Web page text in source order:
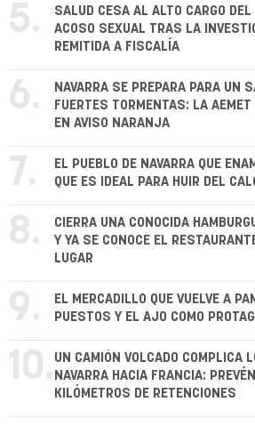
5.
SALUD CESA AL ALTO CARGO
ACOSO SEXUAL TRAS LA
REMITIDA A FISCALÍA
6.
NAVARRA SE PREPARA PARA UN
FUERTES TORMENTAS: LA
EN AVISO NARANJA
7.
EL PUEBLO DE NAVARRA QUE
QUE ES IDEAL PARA HUIR DEL
8.
CIERRA UNA CONOCIDA
Y YA SE CONOCE EL
LUGAR
9.
EL MERCADILLO QUE VUELVE A
PUESTOS Y EL AJO COMO
10. UN CAMIÓN VOLCADO COMPLICA
NAVARRA HACIA FRANCIA:
KILÓMETROS DE RETENCIONES